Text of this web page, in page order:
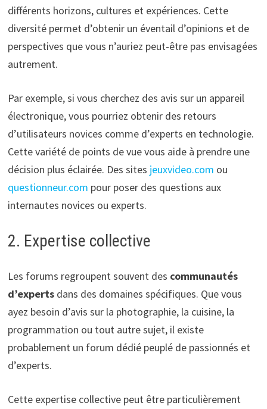
différents horizons, cultures et expériences. Cette
diversité permet d’obtenir un éventail d’opinions et de
perspectives que vous n’auriez peut-être pas envisagées
autrement.
Par exemple, si vous cherchez des avis sur un appareil
électronique, vous pourriez obtenir des retours
d’utilisateurs novices comme d’experts en technologie.
Cette variété de points de vue vous aide à prendre une
décision plus éclairée. Des sites jeuxvideo.com ou
questionneur.com pour poser des questions aux
internautes novices ou experts.
2. Expertise collective
Les forums regroupent souvent des communautés
d’expertsdans des domaines spécifiques. Que vous
ayez besoin d’avis sur la photographie, la cuisine, la
programmation ou tout autre sujet, il existe
probablement un forum dédié peuplé de passionnés et
d’experts.
Cette expertise collective peut être particulièrement